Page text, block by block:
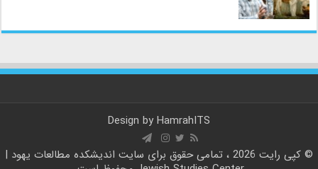
Design by HamrahITS
© کپی رایت 2026 ، تمامی حقوق برای سایت
اندیشکده مطالعات یهود |